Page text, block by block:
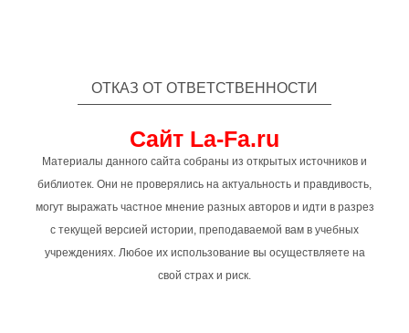
ОТКАЗ ОТ ОТВЕТСТВЕННОСТИ
Сайт La-Fa.ru
Материалы данного сайта собраны из открытых источников и
библиотек. Они не проверялись на актуальность и правдивость,
могут выражать частное мнение разных авторов и идти в разрез
с текущей версией истории, преподаваемой вам в учебных
учреждениях. Любое их использование вы осуществляете на
свой страх и риск.